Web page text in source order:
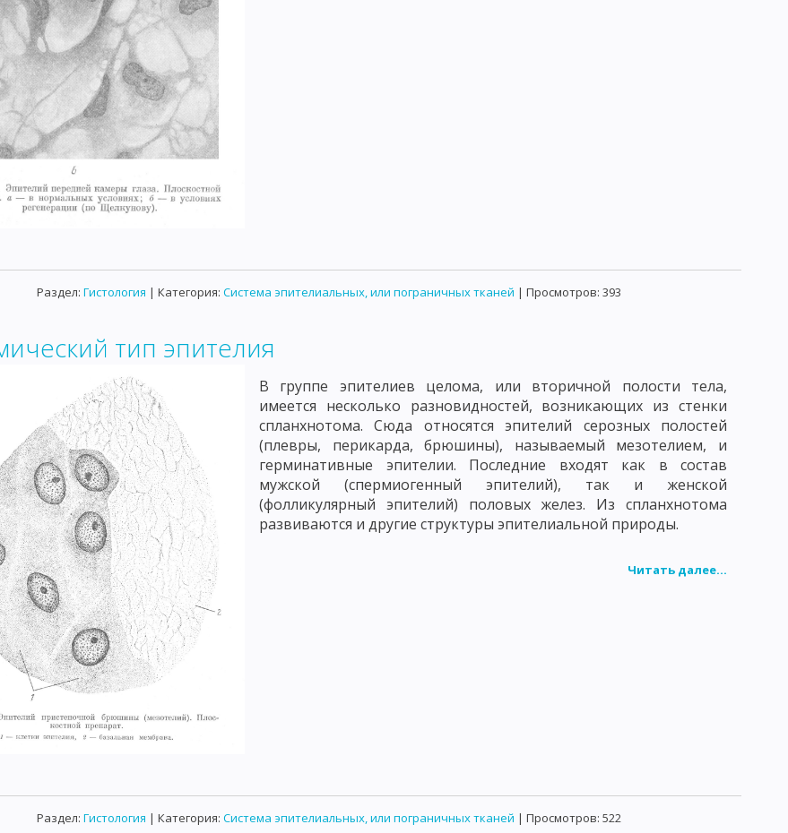
ОПУХОЛЕЙ АКТИНОМИЦЕТЫ
ПЛАЗМОДИИ МАЛЯРИИ ДИЗЕНТЕРИЙНАЯ АМЕБА
МИКРООРГАНИЗМЫ САНИТАРНО-БАКТЕРИОЛОГИЧЕСКОЕ ИССЛЕДОВАНИЕ ВОЗДУХА
ВОДЫ НА ОПРЕДЕЛЕНИЕ САНИТАРНО-ПОКАЗАТЕЛЬНЫХ МИКРООРГАНИЗМОВ
САНИТАРНО - БАКТЕРИОЛОГИЧЕСКОЕ ИССЛЕДОВАНИЕ ПИЩЕВЫХ ПРОДУКТОВ
МЯСА И МЯСНЫХ ПРОДУКТОВ
СТЕРИЛЬНОСТЬ
Раздел: Гистология | Категория: Система эпителиальных, или пограничных тканей | Просмотров: 393
тип эпителия
В группе эпителиев целома, или вторичной полости тела,
имеется несколько разновидностей, возникающих из стенки
спланхнотома. Сюда относятся эпителий серозных полостей
(плевры, перикарда, брюшины), называемый мезотелием, и
герминативные эпителии. Последние входят как в состав
мужской (спермиогенный эпителий), так и женской
(фолликулярный эпителий) половых желез. Из спланхнотома
развиваются и другие структуры эпителиальной природы.
Читать далее...
Раздел: Гистология | Категория: Система эпителиальных, или пограничных тканей | Просмотров: 522